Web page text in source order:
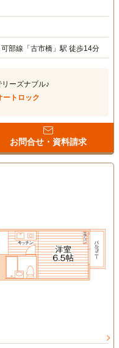
部線「古市橋」駅 徒歩14分
ーズナブル♪
ートロック
お問合せ・資料請求